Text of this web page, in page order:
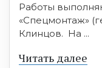
Работы
«Спецмонтаж»
Клинцов. На ...
Читать далее